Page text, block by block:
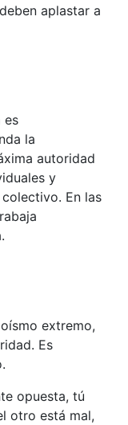
aplastar a
es
la
autoridad
y
En las
extremo,
Es
opuesta, tú
otro está mal,